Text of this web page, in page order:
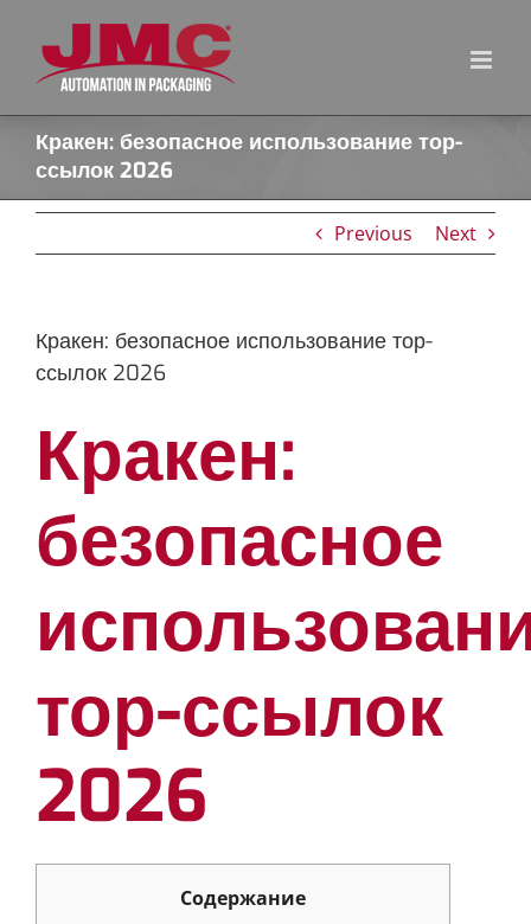
content
Кракен: безопасное использование тор-
ссылок 2026
Previous Next
Кракен: безопасное использование тор-
ссылок 2026
Кракен:
безопасное
тор-ссылок
2026
Содержание